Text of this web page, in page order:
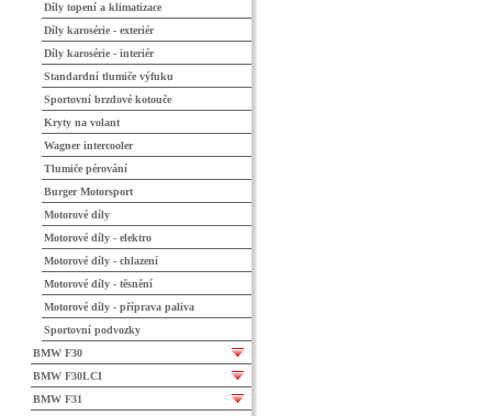
Díly topení a klimatizace
Díly karosérie - exteriér
Díly karosérie - interiér
Standardní tlumiče výfuku
Sportovní brzdové kotouče
Kryty na volant
Wagner intercooler
Tlumiče pérování
Burger Motorsport
Motorové díly
Motorové díly - elektro
Motorové díly - chlazení
Motorové díly - těsnění
Motorové díly - příprava paliva
Sportovní podvozky
BMW F30
BMW F30LCI
BMW F31